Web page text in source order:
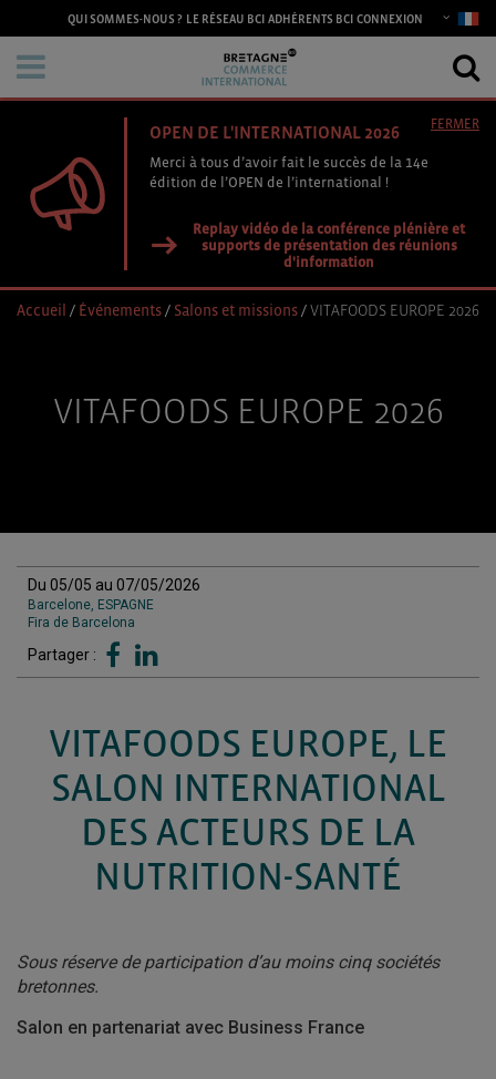
QUI SOMMES-NOUS ? LE RÉSEAU BCI ADHÉRENTS BCI CONNEXION
OPEN DE L'INTERNATIONAL 2026
Merci à tous d’avoir fait le succès de la 14e
édition de l’OPEN de l’international !
Replay vidéo de la conférence plénière et
supports de présentation des réunions
d'information
FERMER
Accueil / Événements/ Salons et missions/VITAFOODS EUROPE 2026
VITAFOODS EUROPE 2026
Du 05/05 au 07/05/2026
Barcelone, ESPAGNE
Fira de Barcelona
Partager :
VITAFOODS EUROPE, LE
SALON INTERNATIONAL
DES ACTEURS DE LA
NUTRITION-SANTÉ
Sous réserve de participation d’au moins cinq sociétés
bretonnes.
Salon en partenariat avec Business France